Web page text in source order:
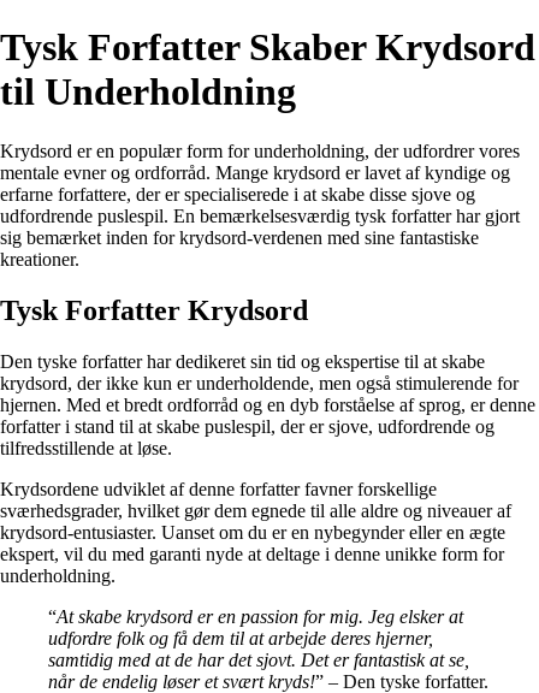
Tysk Forfatter Skaber Krydsord
til Underholdning
Krydsord er en populær form for underholdning, der udfordrer vores
mentale evner og ordforråd. Mange krydsord er lavet af kyndige og
erfarne forfattere, der er specialiserede i at skabe disse sjove og
udfordrende puslespil. En bemærkelsesværdig tysk forfatter har gjort
sig bemærket inden for krydsord-verdenen med sine fantastiske
kreationer.
Tysk Forfatter Krydsord
Den tyske forfatter har dedikeret sin tid og ekspertise til at skabe
krydsord, der ikke kun er underholdende, men også stimulerende for
hjernen. Med et bredt ordforråd og en dyb forståelse af sprog, er denne
forfatter i stand til at skabe puslespil, der er sjove, udfordrende og
tilfredsstillende at løse.
Krydsordene udviklet af denne forfatter favner forskellige
sværhedsgrader, hvilket gør dem egnede til alle aldre og niveauer af
krydsord-entusiaster. Uanset om du er en nybegynder eller en ægte
ekspert, vil du med garanti nyde at deltage i denne unikke form for
underholdning.
“At skabe krydsord er en passion for mig. Jeg elsker at
udfordre folk og få dem til at arbejde deres hjerner,
samtidig med at de har det sjovt. Det er fantastisk at se,
når de endelig løser et svært kryds!” – Den tyske forfatter.